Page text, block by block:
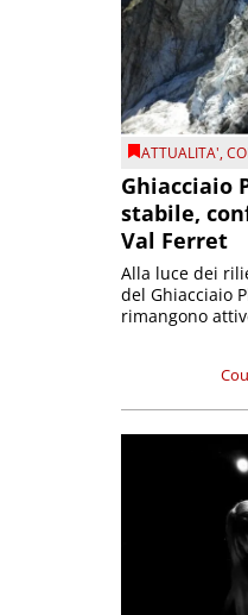
ATTUALITA',
Ghiacciaio
stabile,
Val Ferret
Alla luce dei
del Ghiacciaio
rimangono